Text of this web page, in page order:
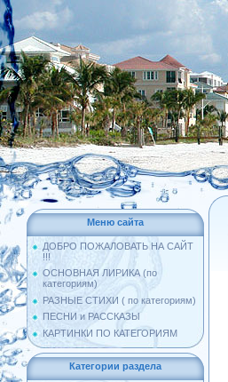
Меню сайта
ДОБРО ПОЖАЛОВАТЬ НА САЙТ
!!!
ОСНОВНАЯ ЛИРИКА (по
категориям)
РАЗНЫЕ СТИХИ ( по категориям)
ПЕСНИ и РАССКАЗЫ
КАРТИНКИ ПО КАТЕГОРИЯМ
Категории раздела